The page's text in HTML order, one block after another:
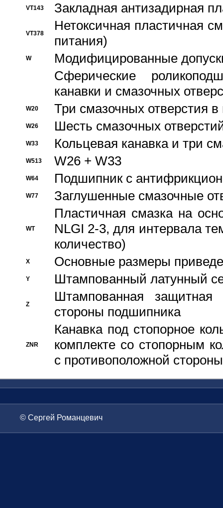
VT143 Закладная антизадирная
VT378
Нетоксичная пластичная
питания)
W
Модифицированные
Сферические
канавки и смазочных
W20 Три смазочных отверстия
W26 Шесть смазочных
W33 Кольцевая канавка и три
W513 W26 + W33
W64 Подшипник с
W77 Заглушенные смазочные
WT
Пластичная смазка на
NLGI 2-3, для интервала
количество)
X Основные размеры
Y Штампованный латунный
Z
Штампованная
стороны подшипника
ZNR
Канавка под стопорное
комплекте со стопорным
с противоположной стороны
© Сергей Романцевич